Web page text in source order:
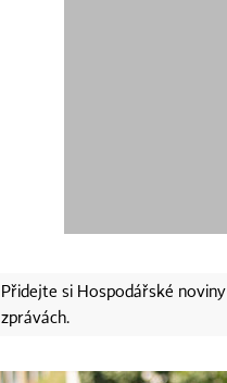
Přidejte si Hospodářské noviny
zprávách.